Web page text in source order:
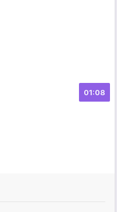
01:08